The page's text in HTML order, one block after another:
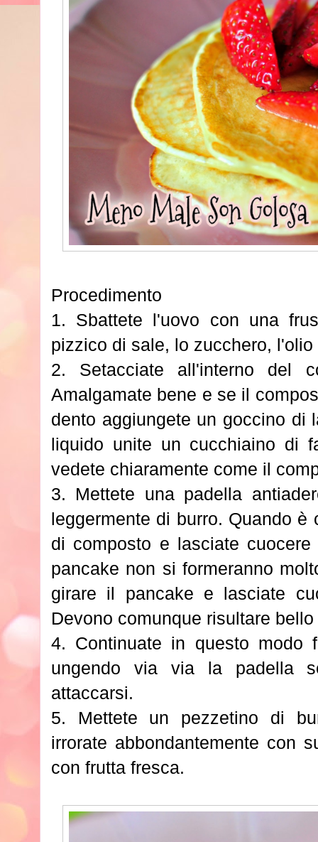
Procedimento
1. Sbattete l'uovo con una
pizzico di sale, lo zucchero, l'olio
2. Setacciate all'interno del
Amalgamate bene e se il
dento aggiungete un goccino di
liquido unite un cucchiaino di
vedete chiaramente come il
3. Mettete una padella
leggermente di burro. Quando
di composto e lasciate
pancake non si formeranno
girare il pancake e lasciate
Devono comunque risultare
4. Continuate in questo modo
ungendo via via la padella
attaccarsi.
5. Mettete un pezzetino di
irrorate abbondantemente con
con frutta fresca.